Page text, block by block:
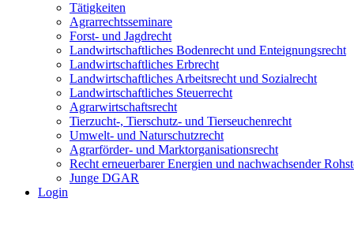
Tätigkeiten
Agrarrechtsseminare
Forst- und Jagdrecht
Landwirtschaftliches Bodenrecht und Enteignungsrecht
Landwirtschaftliches Erbrecht
Landwirtschaftliches Arbeitsrecht und Sozialrecht
Landwirtschaftliches Steuerrecht
Agrarwirtschaftsrecht
Tierzucht-, Tierschutz- und Tierseuchenrecht
Umwelt- und Naturschutzrecht
Agrarförder- und Marktorganisationsrecht
Recht erneuerbarer Energien und nachwachsender
Junge DGAR
Login